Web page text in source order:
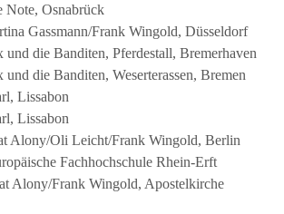
Note, Osnabrück
Gassmann/Frank Wingold, Düsseldorf
und die Banditen, Pferdestall, Bremerhaven
die Banditen, Weserterassen, Bremen
Lissabon
Lissabon
Alony/Oli Leicht/Frank Wingold, Berlin
Fachhochschule Rhein-Erft
Alony/Frank Wingold, Apostelkirche